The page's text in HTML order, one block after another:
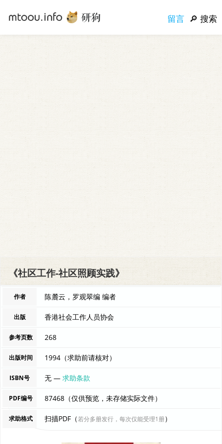
留言 搜索
《社区工作-社区照顾实践》
作者 陈麓云，罗观翠编 编者
出版 香港社会工作人员协会
参考页数 268
出版时间 1994（求助前请核对）
ISBN号 无 —求助条款
PDF编号 87468（仅供预览，未存储实际文件）
求助格式 扫描PDF（若分多册发行，每次仅能受理1册）